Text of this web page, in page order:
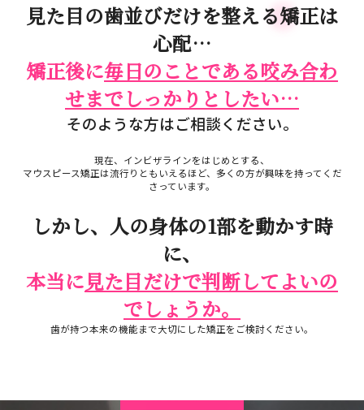
見た目の歯並びだけを整える矯正は
心配…
矯正後に毎日のことである咬み合わ
せまでしっかりとしたい…
そのような方はご相談ください。
現在、インビザラインをはじめとする、
マウスピース矯正は流行りともいえるほど、多くの方が興味を持ってくだ
さっています。
しかし、人の身体の1部を動かす時
に、
本当に見た目だけで判断してよいの
でしょうか。
歯が持つ本来の機能まで大切にした矯正をご検討ください。